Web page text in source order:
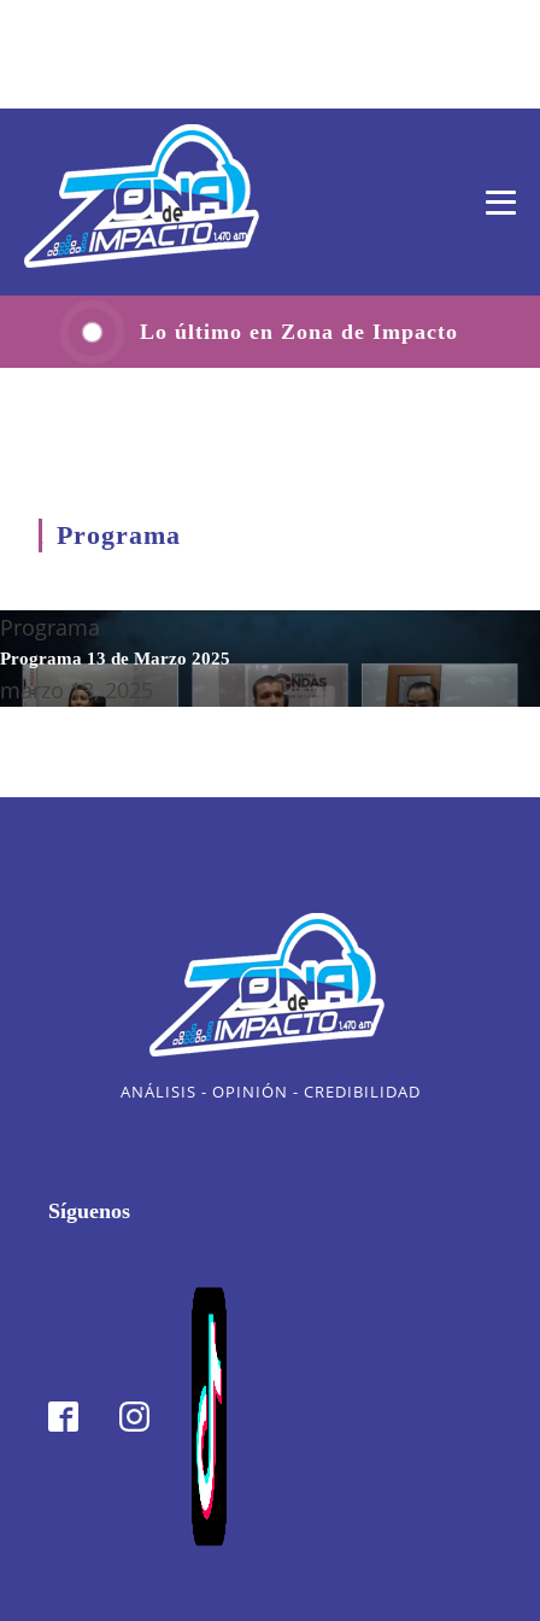
Lo último en Zona de Impacto
. Programa
Programa
Programa 13 de Marzo 2025
marzo 13, 2025
ANÁLISIS - OPINIÓN - CREDIBILIDAD
Síguenos